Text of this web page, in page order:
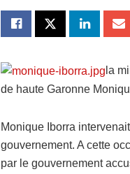
la
de haute Garonne
Monique Iborra
gouvernement. A cette
par le gouvernement